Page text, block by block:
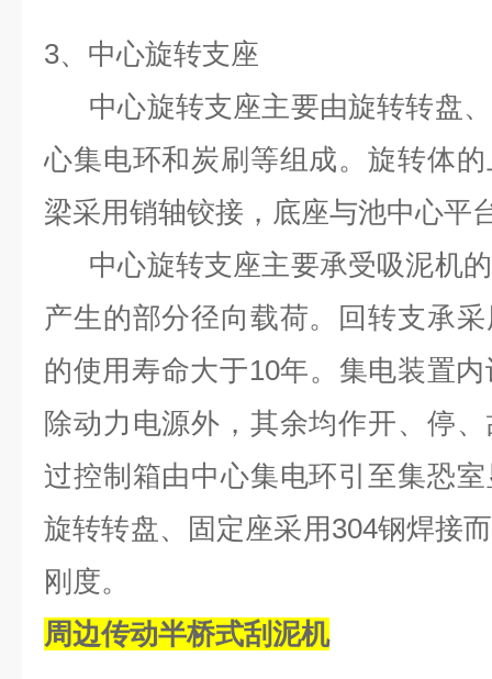
3、中心旋转支座
中心旋转支座主要由旋转转盘
心集电环和炭刷等组成。旋转体
梁采用销轴铰接，底座与池中心平
中心旋转支座主要承受吸泥机
产生的部分径向载荷。回转支承
的使用寿命大于10年。集电装置
除动力电源外，其余均作开、停
过控制箱由中心集电环引至集恐
旋转转盘、固定座采用304钢焊接
刚度。
周边传动半桥式刮泥机